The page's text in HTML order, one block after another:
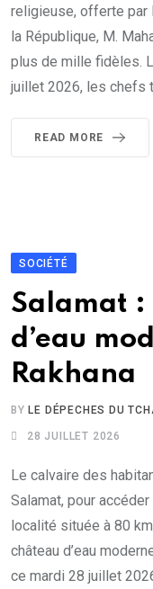
religieuse, offerte par
la République, M.
plus de mille fidèles.
juillet 2026, les chefs
READ MORE
SOCIÉTÉ
Salamat :
d’eau
Rakhana
BYLE DÉPECHES DU
28 JUILLET 2026
Le calvaire des
Salamat, pour
localité située à 80
château d’eau
ce mardi 28 juillet